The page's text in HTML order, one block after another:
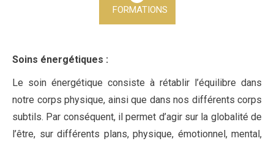
FORMATIONS
Soins énergétiques :
Le soin énergétique consiste à rétablir l’équilibre dans
notre corps physique, ainsi que dans nos différents corps
subtils. Par conséquent, il permet d’agir sur la globalité de
l’être, sur différents plans, physique, émotionnel, mental,